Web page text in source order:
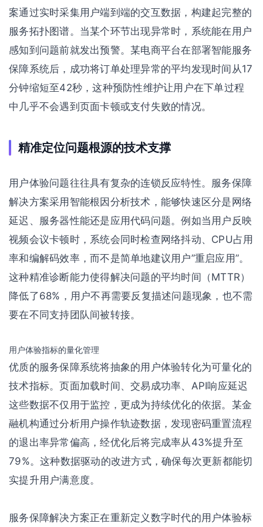
案通过实时采集用户端到端的交互数据，构建起完整的
服务拓扑图谱。当某个环节出现异常时，系统能在用户
感知到问题前就发出预警。某电商平台在部署智能服务
保障系统后，成功将订单处理异常的平均发现时间从17
分钟缩短至42秒，这种预防性维护让用户在下单过程
中几乎不会遇到页面卡顿或支付失败的情况。
精准定位问题根源的技术支撑
用户体验问题往往具有复杂的连锁反应特性。服务保障
解决方案采用智能根因分析技术，能够快速区分是网络
延迟、服务器性能还是应用代码问题。例如当用户反映
视频会议卡顿时，系统会同时检查网络抖动、CPU占用
率和编解码效率，而不是简单地建议用户”重启应用”。
这种精准诊断能力使得解决问题的平均时间（MTTR）
降低了68%，用户不再需要反复描述问题现象，也不需
要在不同支持团队间被转接。
用户体验指标的量化管理
优质的服务保障系统将抽象的用户体验转化为可量化的
技术指标。页面加载时间、交易成功率、API响应延迟
这些数据不仅用于监控，更成为持续优化的依据。某金
融机构通过分析用户操作轨迹数据，发现密码重置流程
的退出率异常偏高，经优化后将完成率从43%提升至
79%。这种数据驱动的改进方式，确保每次更新都能切
实提升用户满意度。
服务保障解决方案正在重新定义数字时代的用户体验标